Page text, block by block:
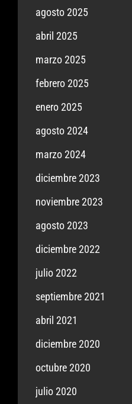
agosto 2025
abril 2025
marzo 2025
febrero 2025
enero 2025
agosto 2024
marzo 2024
diciembre 2023
noviembre 2023
agosto 2023
diciembre 2022
julio 2022
septiembre 2021
abril 2021
diciembre 2020
octubre 2020
julio 2020